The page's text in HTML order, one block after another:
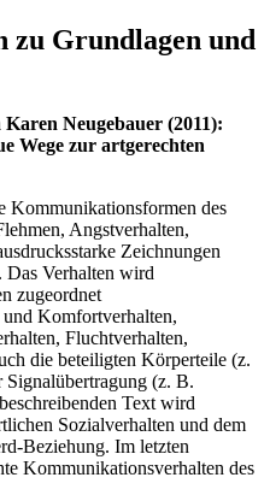
zu Grundlagen und
Neugebauer (2011):
Wege zur artgerechten
Kommunikationsformen des
Angstverhalten,
Zeichnungen
Das Verhalten wird
zugeordnet
Komfortverhalten,
Fluchtverhalten,
die beteiligten Körperteile (z.
(z. B.
Text wird
Sozialverhalten und dem
Beziehung. Im letzten
Kommunikationsverhalten des